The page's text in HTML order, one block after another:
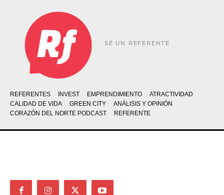
SÉ UN REFERENTE
REFERENTES INVEST EMPRENDIMIENTO
ATRACTIVIDAD
CALIDAD DE VIDA
GREEN CITY
ANÁLISIS Y OPINIÓN
CORAZÓN DEL NORTE PODCAST
REFERENTE